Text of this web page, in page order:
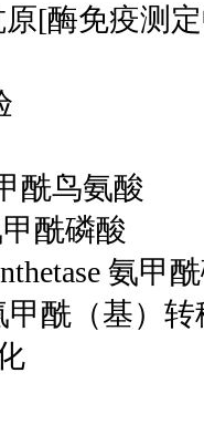
原[酶免疫测
酰鸟氨酸
甲酰磷酸
氨甲
甲酰（基）